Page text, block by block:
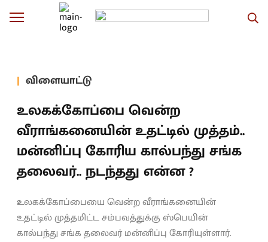
விளையாட்டு
உலகக்கோப்பை வென்ற
வீராங்கனையின் உதட்டில் முத்தம்..
மன்னிப்பு கோரிய கால்பந்து சங்க
தலைவர்.. நடந்தது என்ன ?
உலகக்கோப்பையை வென்ற வீராங்கனையின்
உதட்டில் முத்தமிட்ட சம்பவத்துக்கு ஸ்பெயின்
கால்பந்து சங்க தலைவர் மன்னிப்பு கோரியுள்ளார்.